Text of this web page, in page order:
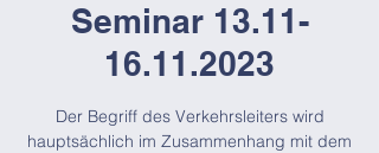
Seminar 13.11-
16.11.2023
Der Begriff des Verkehrsleiters wird
hauptsächlich im Zusammenhang mit dem